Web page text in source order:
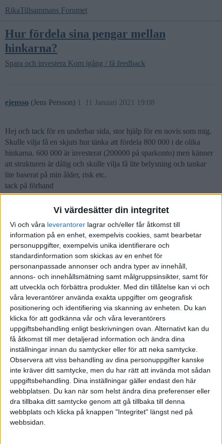
Vi värdesätter din integritet
Vi och våra leverantorer lagrar och/eller får åtkomst till
information på en enhet, exempelvis cookies, samt bearbetar
personuppgifter, exempelvis unika identifierare och
standardinformation som skickas av en enhet för
personanpassade annonser och andra typer av innehåll,
annons- och innehållsmätning samt målgruppsinsikter, samt för
att utveckla och förbättra produkter. Med din tillåtelse kan vi och
våra leverantörer använda exakta uppgifter om geografisk
positionering och identifiering via skanning av enheten. Du kan
klicka för att godkänna vår och våra leverantörers
uppgiftsbehandling enligt beskrivningen ovan. Alternativt kan du
få åtkomst till mer detaljerad information och ändra dina
inställningar innan du samtycker eller för att neka samtycke.
Observera att viss behandling av dina personuppgifter kanske
inte kräver ditt samtycke, men du har rätt att invända mot sådan
uppgiftsbehandling. Dina inställningar gäller endast den här
webbplatsen. Du kan när som helst ändra dina preferenser eller
dra tillbaka ditt samtycke genom att gå tillbaka till denna
webbplats och klicka på knappen "Integritet" längst ned på
webbsidan.
RikaTillsammans Forumet
Hur fördela sina pengar mellan
hinkarna?
Spara och investera Kom igång / få feedback
ejensso (Jens Persson) 11 Januari 2021 19:08
1
Hej och tack för en underbar sida, stor hjälp för en novis som mig.
Skulle vilja få en skjuts hur tänka att fördela 800 000 i de olika
hinkarna. 600 000 är investerat (200000 på sparkonto) men känner
att strukturen är dålig och skulle vilja få lite belysning och tankar
lite baserat på min ålder, risk etc.
tack på förhand
Mvh //Jensa
Liknande ämnen du kan gilla
Ämne Svar
Ungdom som vill spara och
investera
Kom igång / få feedback
2
31 December
2019
Nybörjare vill investera 800 000
Kom igång / få feedback
2019
Fyra hinkar och placering
Kom igång / få feedback
3 8 Maj 2019
Har jag spridit ut mitt sparande
för mycket?
Kom igång / få feedback
1
31 Augusti
2020